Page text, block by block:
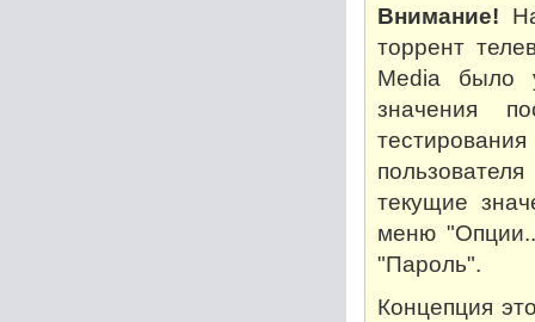
Внимание!
торрент
Media было
значения
текущие
меню
"Пароль".
Концепция